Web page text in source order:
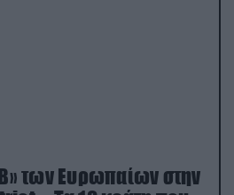
των Ευρωπαίων στην